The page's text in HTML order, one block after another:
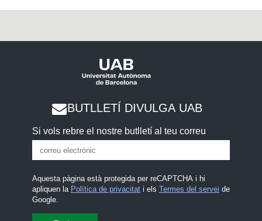
BUTLLETÍ DIVULGA UAB
Si vols rebre el nostre butlletí al teu correu
Aquesta pàgina està protegida per reCAPTCHA i hi
apliquen la Política de privacitati els Termes del servei de
Google.